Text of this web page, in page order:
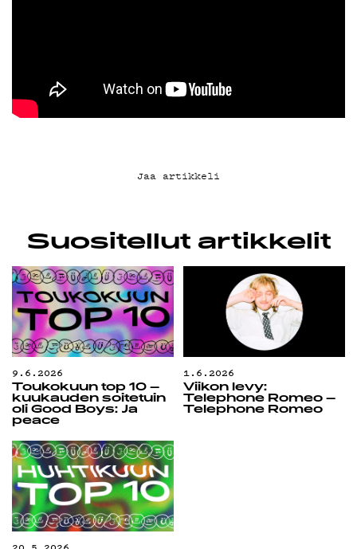
TIETOSUOJA
KIRJAUDU SISÄÄN
Jaa artikkeli
Suositellut artikkelit
9.6.2026
Toukokuun top 10 –
kuukauden soitetuin
oli Good Boys: Ja
peace
1.6.2026
Viikon levy:
Telephone Romeo –
Telephone Romeo